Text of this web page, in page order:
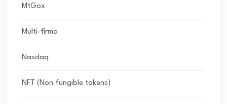
MtGox
Multi-firma
Nasdaq
NFT (Non fungible tokens)